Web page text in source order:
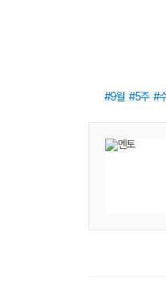
9월 5주